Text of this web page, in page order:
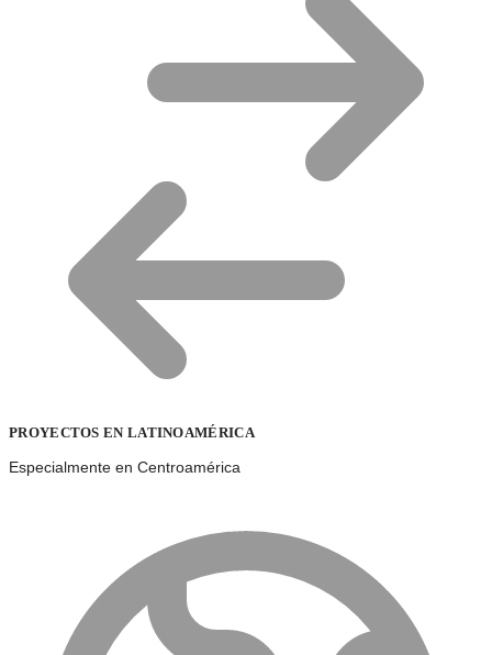
PROYECTOS EN LATINOAMÉRICA
Especialmente en Centroamérica